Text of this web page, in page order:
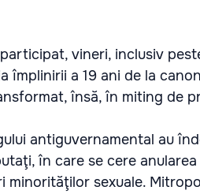
vineri, inclusiv
împlinirii a 19 ani de la
însă, în miting de
antiguvernamental au
în care se cere
minorităţilor sexuale.